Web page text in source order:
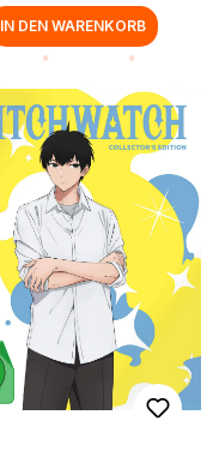
IN DEN WARENKORB